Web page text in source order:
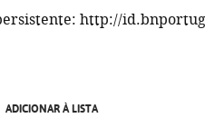
http://
ADICIONAR À LISTA